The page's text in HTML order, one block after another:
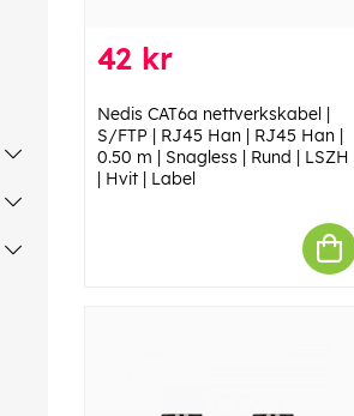
42 kr
Nedis CAT6a nettverkskabel |
S/FTP | RJ45 Han | RJ45 Han |
0.50 m | Snagless | Rund | LSZH
| Hvit | Label